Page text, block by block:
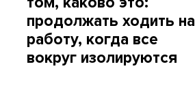
продолжать ходить на
работу, когда все
вокруг изолируются